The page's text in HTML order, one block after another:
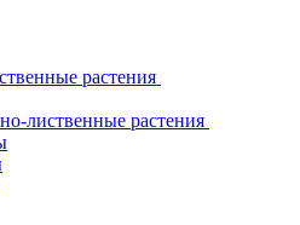
растения
лиственные растения